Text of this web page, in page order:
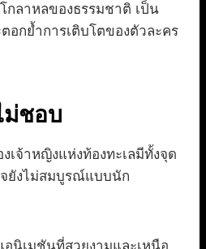
กลาหลของธรรมชาติ เป็น
อกย้ำการเติบโตของตัวละคร
ม่ชอบ
เจ้าหญิงแห่งท้องทะเลมีทั้งจุด
ยังไม่สมบูรณ์แบบนัก